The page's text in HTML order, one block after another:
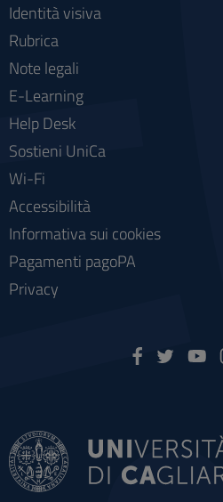
Identità visiva
Rubrica
Note legali
E-Learning
Help Desk
Sostieni UniCa
Wi-Fi
Accessibilità
Informativa sui cookies
Pagamenti pagoPA
Privacy